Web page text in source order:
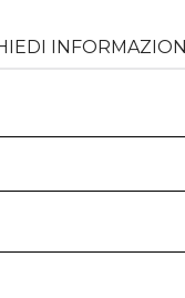
INFORMAZIONI